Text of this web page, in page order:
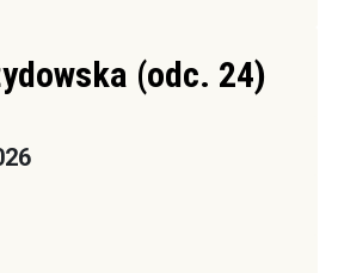
(odc. 24)